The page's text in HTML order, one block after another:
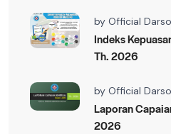
by Official
Indeks
Th. 2026
by Official
Laporan
2026